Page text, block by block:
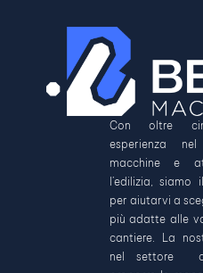
Con oltre
esperienza
macchine e
l’edilizia,
per aiutarvi a
più adatte alle
cantiere. La
nel settore